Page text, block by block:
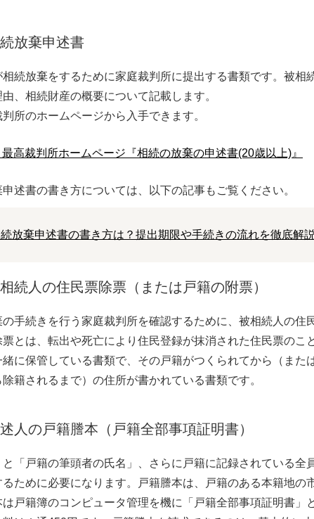
棄申述書
相続放棄をするために家庭裁判所に提出する書類です。被
、相続財産の概要について記載します。
所のホームページから入手できます。
高裁判所ホームページ『相続の放棄の申述書(20歳以上)』
述書の書き方については、以下の記事もご覧ください。
放棄申述書の書き方は？提出期限や手続きの流れを徹底解説
人の住民票除票（または戸籍の附票）
手続きを行う家庭裁判所を確認するために、被相続人の住
票とは、転出や死亡により住民登録が抹消された住民票の
緒に保管している書類で、その戸籍がつくられてから（ま
除籍されるまで）の住所が書かれている書類です。
の戸籍謄本（戸籍全部事項証明書）
と「戸籍の筆頭者の氏名」、さらに戸籍に記録されている
るために必要になります。戸籍謄本は、戸籍のある本籍地の
は戸籍簿のコンピュータ管理を機に「戸籍全部事項証明書」